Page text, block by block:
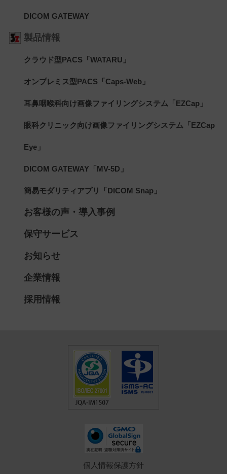
DICOM GATEWAY
製品情報
クラウド型PACS「WATARU」
オンプレミス型PACS「Caps-Web」
耳鼻咽喉科向け画像ファイリングシステム「EZCap」
眼科クリニック向け画像ファイリングシステム「EZCap
Eye」
DICOM GATEWAY「MV-5D」
簡易モダリティアプリ「DICOM Snap」
お客様の声・導入事例
保守サービス
お知らせ
企業情報
採用情報
個人情報保護方針